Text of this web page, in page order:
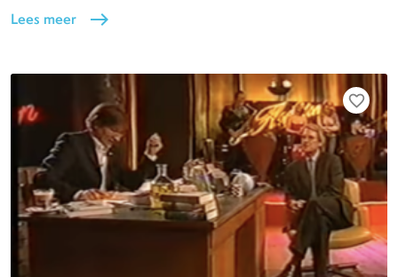
Lees meer east
favorite_border